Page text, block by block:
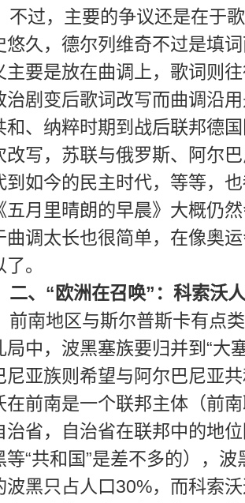
不过，主要的争议还是在于
悠久，德尔列维奇不过是填
主要是放在曲调上，歌词则
治剧变后歌词改写而曲调沿
和、纳粹时期到战后联邦德
改写，苏联与俄罗斯、阿尔
到如今的民主时代，等等，
五月里晴朗的早晨》大概仍
曲调太长也很简单，在像奥
了。
二、“欧洲在召唤”：科索沃
前南地区与斯尔普斯卡有点
局中，波黑塞族要归并到“大
尼亚族则希望与阿尔巴尼亚
在前南是一个联邦主体（前
治省，自治省在联邦中的地
等“共和国”是差不多的），
波黑只占人口30%，而科索